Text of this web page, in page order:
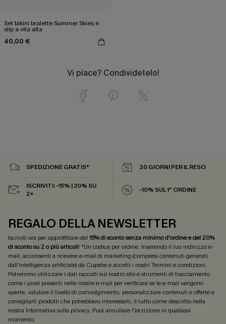
Set bikini bralette Summer Skies e
slip a vita alta
40,00 €
Vi piace? Condividetelo!
SPEDIZIONE GRATIS* 30 GIORNI PER IL RESO
ISCRIVITI: -15% | 20% SU
2+
-10% SUL 1° ORDINE
REGALO DELLA NEWSLETTER
Iscriviti ora per approfittare del 15% di sconto senza minimo d'ordine e del 20%
di sconto su 2 o più articoli! *Un codice per ordine. Inserendo il tuo indirizzo e-
mail, acconsenti a ricevere e-mail di marketing (compresi contenuti generati
dall'intelligenza artificiale) da Cupshe e accetti i nostri Termini e condizioni.
Potremmo utilizzare i dati raccolti sul nostro sito e strumenti di tracciamento
come i pixel presenti nelle nostre e-mail per verificare se le e-mail vengono
aperte, valutare il livello di coinvolgimento, personalizzare contenuti e offerte e
consigliarti prodotti che potrebbero interessarti, il tutto come descritto nella
nostra Informativa sulla privacy. Puoi annullare l'iscrizione in qualsiasi
momento.